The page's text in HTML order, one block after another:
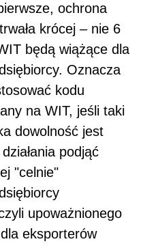
ochrona
krócej – nie 6
będą wiążące dla
Oznacza
kodu
na WIT, jeśli taki
dowolność jest
podjąć
"celnie"
upoważnionego
eksporterów